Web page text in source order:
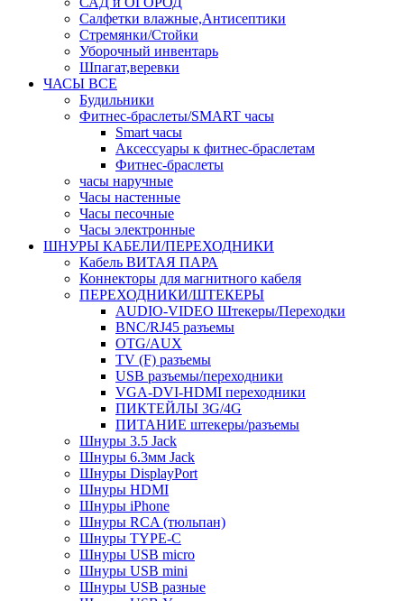
Салфетки влажные,Антисептики
Стремянки/Стойки
Уборочный инвентарь
Шпагат,веревки
ЧАСЫ ВСЕ
Будильники
Фитнес-браслеты/SMART часы
Smart часы
Аксессуары к фитнес-браслетам
Фитнес-браслеты
часы наручные
Часы настенные
Часы песочные
Часы электронные
ШНУРЫ КАБЕЛИ/ПЕРЕХОДНИКИ
Кабель ВИТАЯ ПАРА
Коннекторы для магнитного кабеля
ПЕРЕХОДНИКИ/ШТЕКЕРЫ
AUDIO-VIDEO Штекеры/Переходки
BNC/RJ45 разъемы
OTG/AUX
TV (F) разъемы
USB разъемы/переходники
VGA-DVI-HDMI переходники
ПИКТЕЙЛЫ 3G/4G
ПИТАНИЕ штекеры/разъемы
Шнуры 3.5 Jack
Шнуры 6.3мм Jack
Шнуры DisplayPort
Шнуры HDMI
Шнуры iPhone
Шнуры RCA (тюльпан)
Шнуры TYPE-C
Шнуры USB micro
Шнуры USB mini
Шнуры USB разные